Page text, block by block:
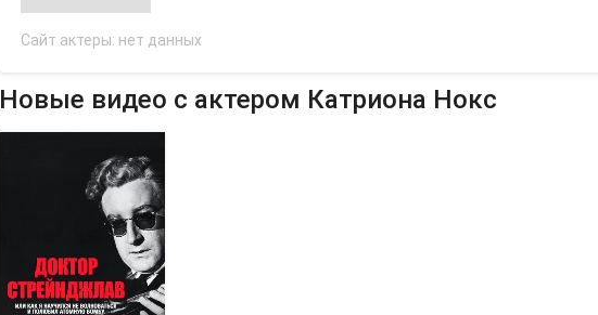
Сайт актеры: нет данных
Новые видео с актером Катриона Нокс